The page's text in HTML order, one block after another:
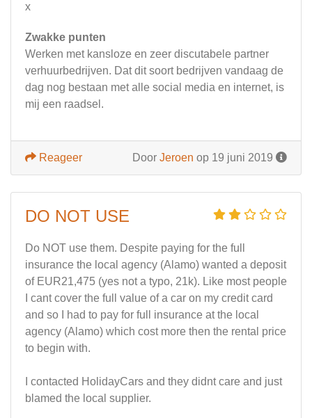
x
Zwakke punten
Werken met kansloze en zeer discutabele partner
verhuurbedrijven. Dat dit soort bedrijven vandaag de
dag nog bestaan met alle social media en internet, is
mij een raadsel.
Door Jeroen op 19 juni 2019
Reageer
DO NOT USE
Do NOT use them. Despite paying for the full
insurance the local agency (Alamo) wanted a deposit
of EUR21,475 (yes not a typo, 21k). Like most people
I cant cover the full value of a car on my credit card
and so I had to pay for full insurance at the local
agency (Alamo) which cost more then the rental price
to begin with.
I contacted HolidayCars and they didnt care and just
blamed the local supplier.